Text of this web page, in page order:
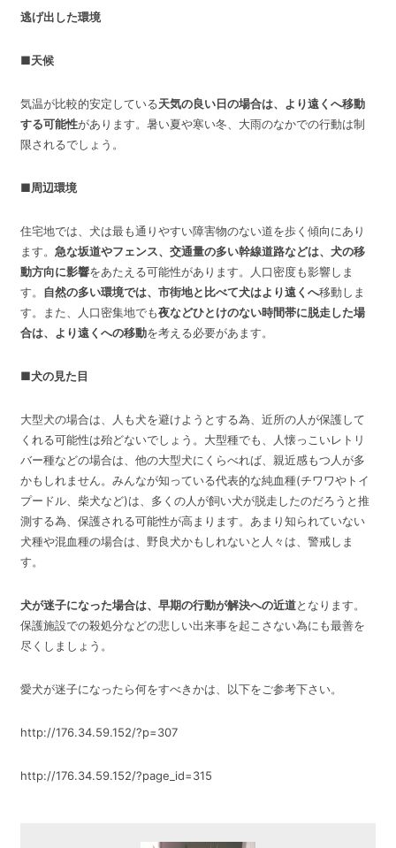
逃げ出した環境
■天候
気温が比較的安定している天気の良い日の場合は、より遠くへ移動
する可能性があります。暑い夏や寒い冬、大雨のなかでの行動は制
限されるでしょう。
■周辺環境
住宅地では、犬は最も通りやすい障害物のない道を歩く傾向にあり
ます。 急な坂道やフェンス、交通量の多い幹線道路などは、犬の移
動方向に影響をあたえる可能性があります。人口密度も影響しま
す。 自然の多い環境では、市街地と比べて犬はより遠くへ移動しま
す。また、人口密集地でも夜などひとけのない時間帯に脱走した場
合は、より遠くへの移動を考える必要があます。
■犬の見た目
大型犬の場合は、人も犬を避けようとする為、近所の人が保護して
くれる可能性は殆どないでしょう。大型種でも、人懐っこいレトリ
バー種などの場合は、他の大型犬にくらべれば、親近感もつ人が多
かもしれません。みんなが知っている代表的な純血種(チワワやトイ
プードル、柴犬など)は、多くの人が飼い犬が脱走したのだろうと推
測する為、保護される可能性が高まります。あまり知られていない
犬種や混血種の場合は、野良犬かもしれないと人々は、警戒しま
す。
犬が迷子になった場合は、早期の行動が解決への近道となります。
保護施設での殺処分などの悲しい出来事を起こさない為にも最善を
尽くしましょう。
愛犬が迷子になったら何をすべきかは、以下をご参考下さい。
http://176.34.59.152/?p=307
http://176.34.59.152/?page_id=315